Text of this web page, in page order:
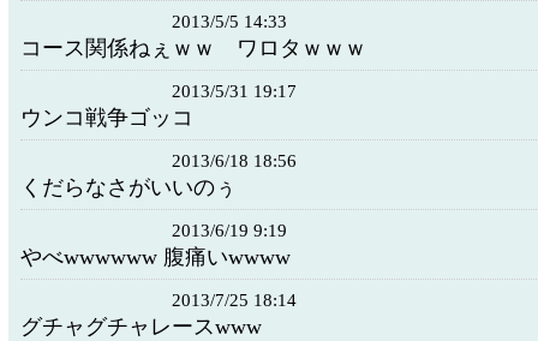
2013/5/5 14:33
コース関係ねぇｗｗ ワロタｗｗｗ
2013/5/31 19:17
ウンコ戦争ゴッコ
2013/6/18 18:56
くだらなさがいいのぅ
2013/6/19 9:19
やべwwwwww 腹痛いwwww
2013/7/25 18:14
グチャグチャレースwww